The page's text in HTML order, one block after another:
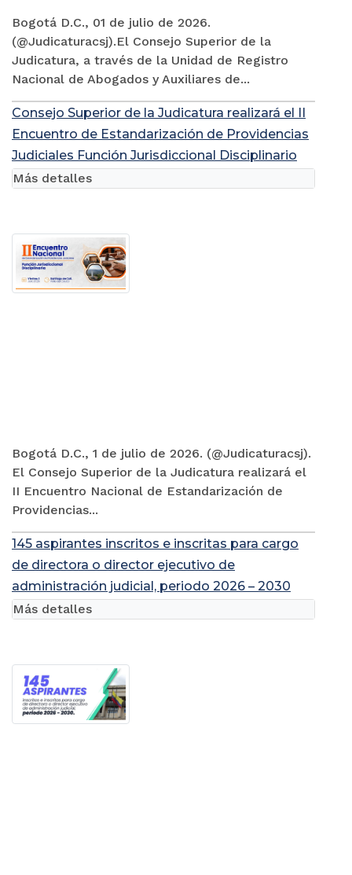
Bogotá D.C., 01 de julio de 2026.
(@Judicaturacsj).El Consejo Superior de la
Judicatura, a través de la Unidad de Registro
Nacional de Abogados y Auxiliares de...
Consejo Superior de la Judicatura realizará el II
Encuentro de Estandarización de Providencias
Judiciales Función Jurisdiccional Disciplinario
Bogotá D.C., 1 de julio de 2026. (@Judicaturacsj).
El Consejo Superior de la Judicatura realizará el
II Encuentro Nacional de Estandarización de
Providencias...
Más detalles
145 aspirantes inscritos e inscritas para cargo
de directora o director ejecutivo de
administración judicial, periodo 2026 – 2030
Más detalles